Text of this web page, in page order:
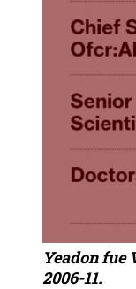
Yeadon fue
2006-11.